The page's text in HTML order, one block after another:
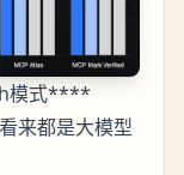
模式****
来都是大模型